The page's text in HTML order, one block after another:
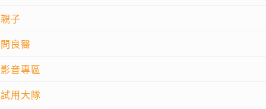
親子
問良醫
影音專區
試用大隊